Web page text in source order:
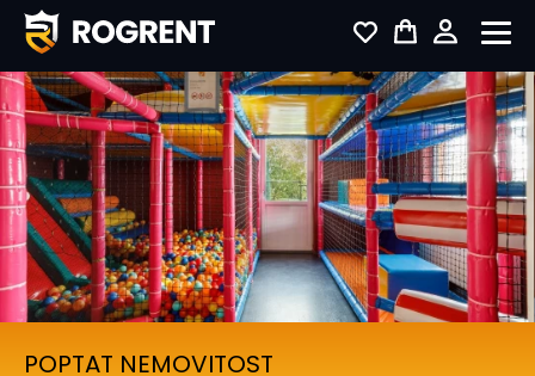
POPTAT NEMOVITOST